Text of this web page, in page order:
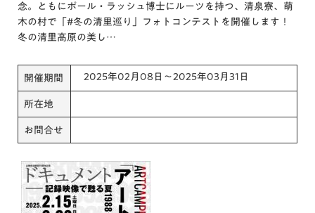
念。ともにポール・ラッシュ博士にルーツを持つ、清泉寮、萌
木の村で「#冬の清里巡り」フォトコンテストを開催します！
冬の清里高原の美し…
開催期間 2025年02月08日～2025年03月31日
所在地
お問合せ